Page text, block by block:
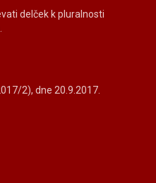
delček k pluralnosti
2), dne 20.9.2017.